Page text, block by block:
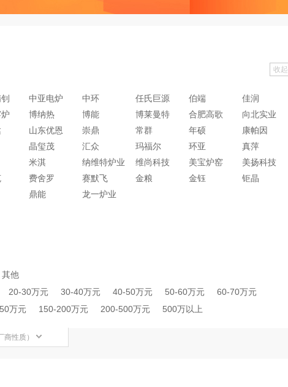
收起
钊 中亚电炉 中环 任氏巨源 伯端
佳润
博纳热 博能 博莱曼特 合肥高歌
向北实业
山东优恩 崇鼎 常群 年硕
康帕因
晶玺茂 汇众 玛福尔 环亚
真萍
米淇 纳维特炉业 维尚科技 美宝炉窑
美扬科技
费舍罗 赛默飞 金粮 金钰
钜晶
鼎能 龙一炉业
其他
20-30万元 30-40万元 40-50万元 50-60万元
60-70万元
万元 150-200万元 200-500万元 500万以上
商性质）